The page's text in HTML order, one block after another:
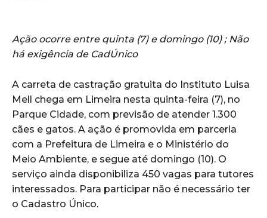
Ação ocorre entre quinta (7) e domingo (10) ; Não
há exigência de CadÚnico
A carreta de castração gratuita do Instituto Luisa
Mell chega em Limeira nesta quinta-feira (7), no
Parque Cidade, com previsão de atender 1.300
cães e gatos. A ação é promovida em parceria
com a Prefeitura de Limeira e o Ministério do
Meio Ambiente, e segue até domingo (10). O
serviço ainda disponibiliza 450 vagas para tutores
interessados. Para participar não é necessário ter
o Cadastro Único.